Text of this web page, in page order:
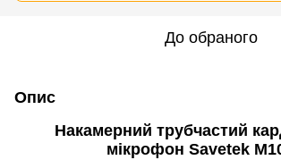
До обраного
Опис
Накамерний трубчастий
мікрофон Savetek